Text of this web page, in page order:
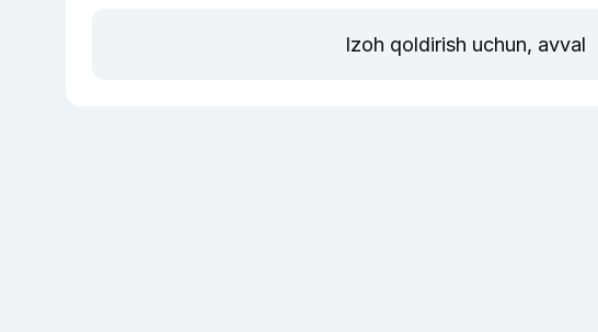
Izoh qoldirish uchun, avval